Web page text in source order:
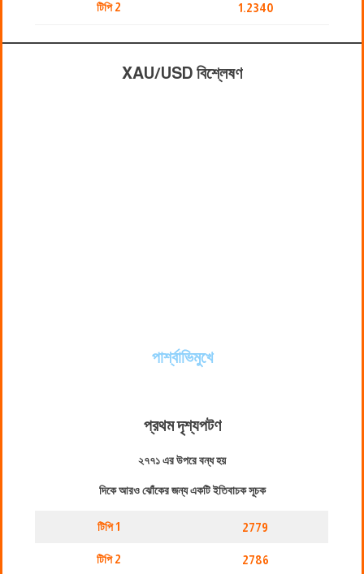
টিপি 2 1.2340
XAU/USD বিশ্লেষণ
পার্শ্বাভিমুখে
প্রথম দৃশ্যপটণ
২৭৭১ এর উপরে বন্ধ হয়
দিকে আরও ঝোঁকের জন্য একটি ইতিবাচক সূচক
টিপি 1 2779
টিপি 2 2786